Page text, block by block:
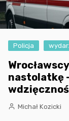
Policja
nastolatkę
Michał Kozicki